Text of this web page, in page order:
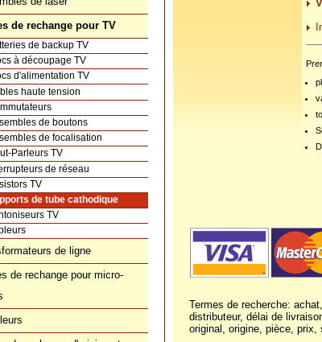
de rechange pour TV
de backup TV
à découpage TV
d'alimentation TV
haute tension
de boutons
de focalisation
Parleurs TV
de réseau
TV
de tube cathodique
TV
de ligne
de rechange pour micro-
Termes de recherche:
distributeur, délai de
original, origine, pièce,